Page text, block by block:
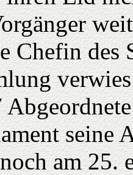
Chefin des
seine
am 25.